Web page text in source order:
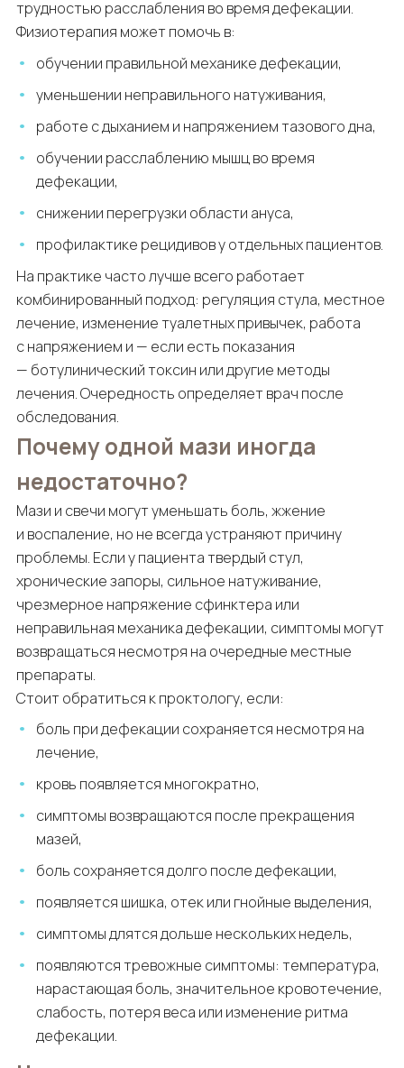
трудностью расслабления во время дефекации.
Физиотерапия может помочь в:
обучении правильной механике дефекации,
уменьшении неправильного натуживания,
работе с дыханием и напряжением тазового дна,
обучении расслаблению мышц во время
дефекации,
снижении перегрузки области ануса,
профилактике рецидивов у отдельных пациентов.
На практике часто лучше всего работает
комбинированный подход: регуляция стула, местное
лечение, изменение туалетных привычек, работа
с напряжением и — если есть показания
— ботулинический токсин или другие методы
лечения. Очередность определяет врач после
обследования.
Почему одной мази иногда
недостаточно?
Мази и свечи могут уменьшать боль, жжение
и воспаление, но не всегда устраняют причину
проблемы. Если у пациента твердый стул,
хронические запоры, сильное натуживание,
чрезмерное напряжение сфинктера или
неправильная механика дефекации, симптомы могут
возвращаться несмотря на очередные местные
препараты.
Стоит обратиться к проктологу, если:
боль при дефекации сохраняется несмотря на
лечение,
кровь появляется многократно,
симптомы возвращаются после прекращения
мазей,
боль сохраняется долго после дефекации,
появляется шишка, отек или гнойные выделения,
симптомы длятся дольше нескольких недель,
появляются тревожные симптомы: температура,
нарастающая боль, значительное кровотечение,
слабость, потеря веса или изменение ритма
дефекации.